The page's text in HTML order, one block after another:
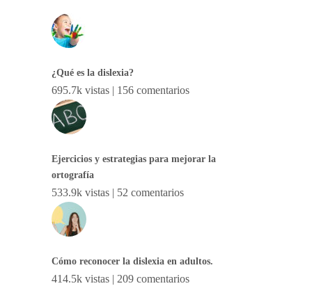
¿Qué es la dislexia?
695.7k vistas | 156 comentarios
Ejercicios y estrategias para mejorar la
ortografía
533.9k vistas | 52 comentarios
Cómo reconocer la dislexia en adultos.
414.5k vistas | 209 comentarios